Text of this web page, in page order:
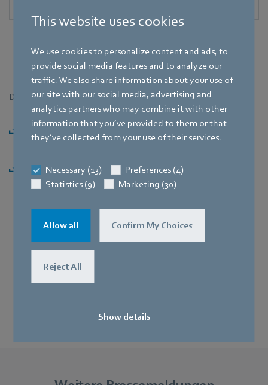
This website uses cookies
We use cookies to personalize content and ads, to
provide social media features and to analyze our
traffic. We also share information about your use of
our site with our social media, advertising and
analytics partners who may combine it with other
information that you’ve provided to them or that
they’ve collected from your use of their services.
Necessary (13)
Preferences (4)
Statistics (9)
Marketing (30)
Allow all Confirm My Choices
Reject All
Show details
Downloads
ebm-papst erhält Siegel “Deutschlands innovativste
Unternehmen” [PDF] - 239,71KB
ebm-papst erhält Siegel “Deutschlands innovativste
Unternehmen” [ZIP] - 777,28KB